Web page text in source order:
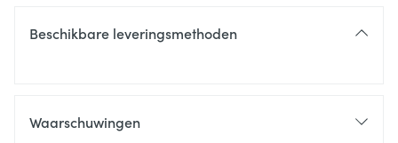
Beschikbare leveringsmethoden
Waarschuwingen